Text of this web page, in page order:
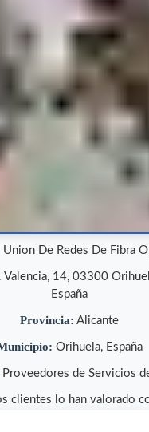
Union De Redes De Fibra
Valencia, 14, 03300
España
Provincia: Alicante
Orihuela, España
Proveedores de Servicios
clientes lo han valorado